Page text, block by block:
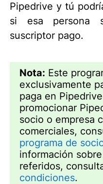
Pipedrive y tú
si esa persona
suscriptor pago.
Nota: Este
exclusivamente
paga en
promocionar
socio o empresa
comerciales,
programa de
información
referidos,
condiciones.